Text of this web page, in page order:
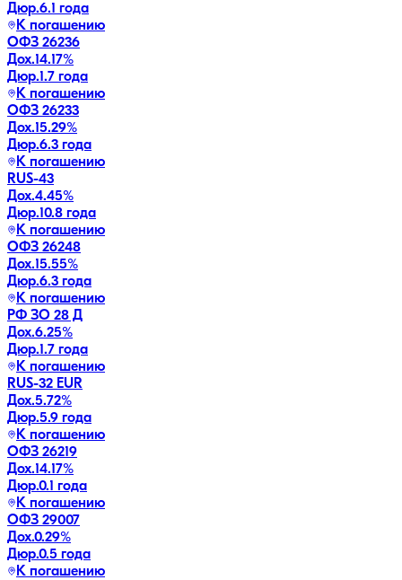
Дюр.6.1 года
К погашению
ОФЗ 26236
Дох.14.17%
Дюр.1.7 года
К погашению
ОФЗ 26233
Дох.15.29%
Дюр.6.3 года
К погашению
RUS-43
Дох.4.45%
Дюр.10.8 года
К погашению
ОФЗ 26248
Дох.15.55%
Дюр.6.3 года
К погашению
РФ ЗО 28 Д
Дох.6.25%
Дюр.1.7 года
К погашению
RUS-32 EUR
Дох.5.72%
Дюр.5.9 года
К погашению
ОФЗ 26219
Дох.14.17%
Дюр.0.1 года
К погашению
ОФЗ 29007
Дох.0.29%
Дюр.0.5 года
К погашению